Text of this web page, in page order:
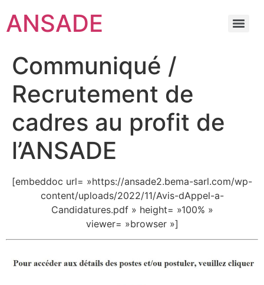
ANSADE
Communiqué /
Recrutement de
cadres au profit de
l’ANSADE
[embeddoc url= »https://ansade2.bema-sarl.com/wp-
content/uploads/2022/11/Avis-dAppel-a-
Candidatures.pdf » height= »100% »
viewer= »browser »]